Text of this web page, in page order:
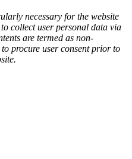
necessary for the website
collect user personal data via
are termed as non-
procure user consent prior to